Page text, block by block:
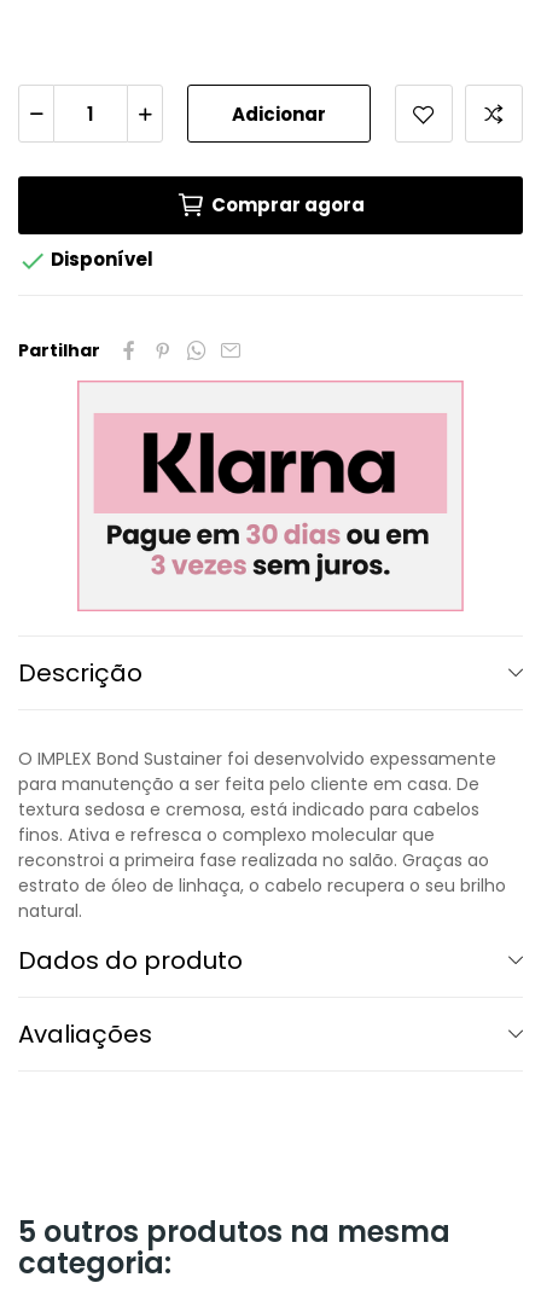
Adicionar
Comprar agora
 Disponível
Partilhar
Descrição
O IMPLEX Bond Sustainer foi desenvolvido expessamente
para manutenção a ser feita pelo cliente em casa. De
textura sedosa e cremosa, está indicado para cabelos
finos. Ativa e refresca o complexo molecular que
reconstroi a primeira fase realizada no salão. Graças ao
estrato de óleo de linhaça, o cabelo recupera o seu brilho
natural.
Dados do produto
Avaliações
5 outros produtos na mesma
categoria: